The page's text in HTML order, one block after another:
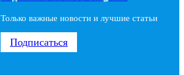
Только важные новости и лучшие статьи
Подписаться